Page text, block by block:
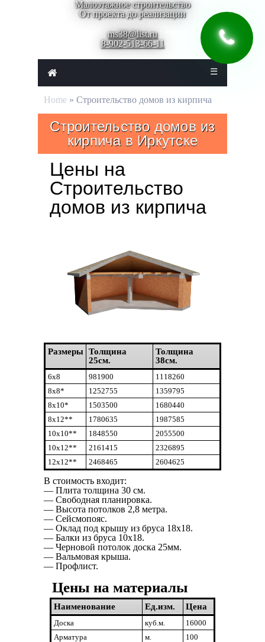
Малоэтажное строительство
От проекта до реализации
ms38@list.ru
8-902-513-66-11
☰
Home » Строительство домов из кирпича
Строительство домов из
кирпича в Иркутске
Цены на
Строительство
домов из кирпича
Размеры Толщина
25см.
Толщина
38см.
6х8 981900
1118260
8х8*
1252755
1359795
8х10*
1503500
1680440
8х12**
1780635
1987585
10х10**
1848550
2055500
10х12**
2161415
2326895
12х12**
2468465 2604625
В стоимость входит:
— Плита толщина 30 см.
— Свободная планировка.
— Высота потолков 2,8 метра.
— Сейсмопояс.
— Оклад под крышу из бруса 18х18.
— Балки из бруса 10х18.
— Черновой потолок доска 25мм.
— Вальмовая крыша.
— Профлист.
Цены на материалы
Наименование Ед.изм. Цена
Доска куб.м.
16000
Арматура
м.
100